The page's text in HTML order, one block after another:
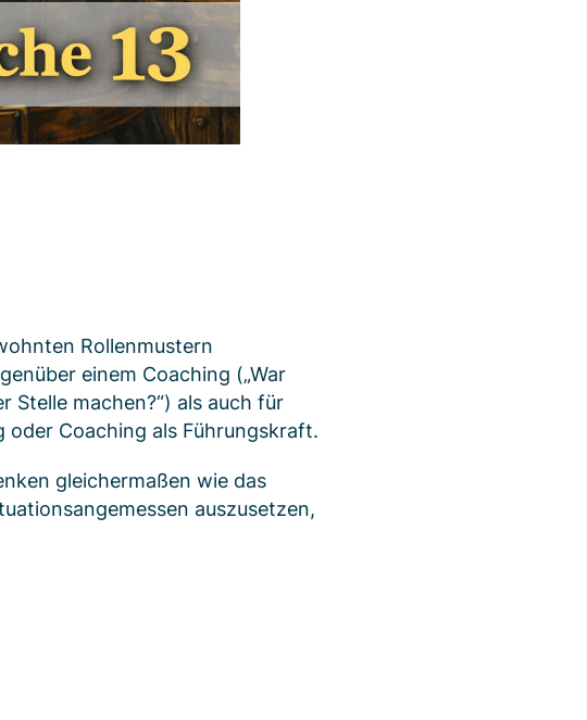
Rollenmustern
einem Coaching („War
Stelle machen?“) als auch für
oder Coaching als Führungskraft.
gleichermaßen wie das
auszusetzen,